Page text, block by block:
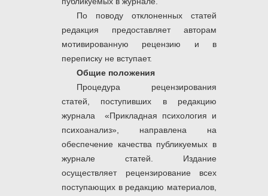
По поводу отклоненных статей
редакция предоставляет авторам
мотивированную рецензию и в
переписку не вступает.
Общие положения
Процедура рецензирования
статей, поступивших в редакцию
журнала «Прикладная психология и
психоанализ», направлена на
обеспечение качества публикуемых в
журнале статей. Издание
осуществляет рецензирование всех
поступающих в редакцию материалов,